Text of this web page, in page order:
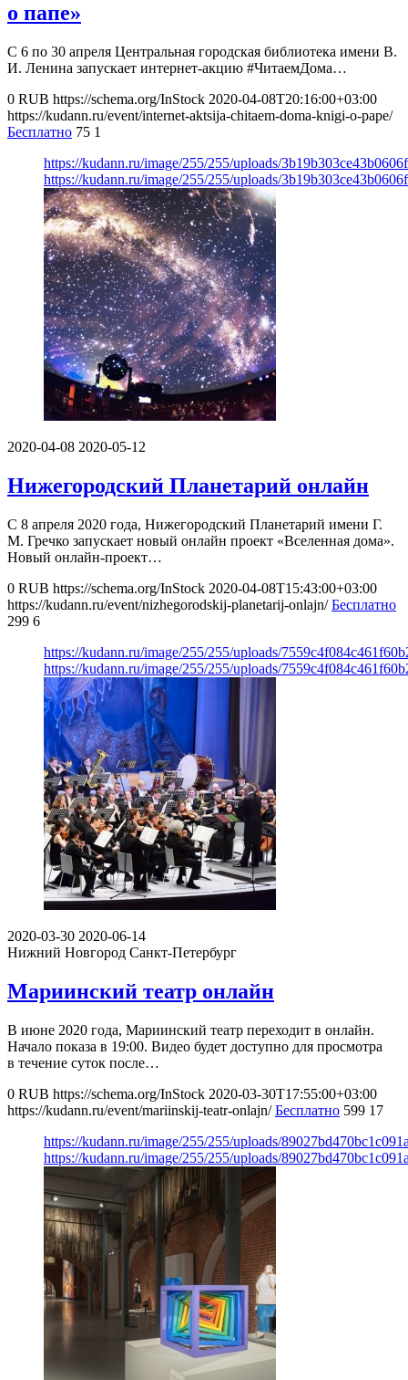
о папе»
С 6 по 30 апреля Центральная городская библиотека имени В.
И. Ленина запускает интернет-акцию #ЧитаемДома…
0 RUB https://schema.org/InStock 2020-04-08T20:16:00+03:00
https://kudann.ru/event/internet-aktsija-chitaem-doma-knigi-o-pape/
Бесплатно 75 1
https://kudann.ru/image/255/255/uploads/
https://kudann.ru/image/255/255/uploads/
2020-04-08 2020-05-12
Нижегородский Планетарий онлайн
С 8 апреля 2020 года, Нижегородский Планетарий имени Г.
М. Гречко запускает новый онлайн проект «Вселенная дома».
Новый онлайн-проект…
0 RUB https://schema.org/InStock 2020-04-08T15:43:00+03:00
https://kudann.ru/event/nizhegorodskij-planetarij-onlajn/ Бесплатно
299 6
https://kudann.ru/image/255/255/uploads/
https://kudann.ru/image/255/255/uploads/
2020-03-30 2020-06-14
Нижний Новгород Санкт-Петербург
Мариинский театр онлайн
В июне 2020 года, Мариинский театр переходит в онлайн.
Начало показа в 19:00. Видео будет доступно для просмотра
в течение суток после…
0 RUB https://schema.org/InStock 2020-03-30T17:55:00+03:00
https://kudann.ru/event/mariinskij-teatr-onlajn/ Бесплатно 599 17
https://kudann.ru/image/255/255/uploads/
https://kudann.ru/image/255/255/uploads/